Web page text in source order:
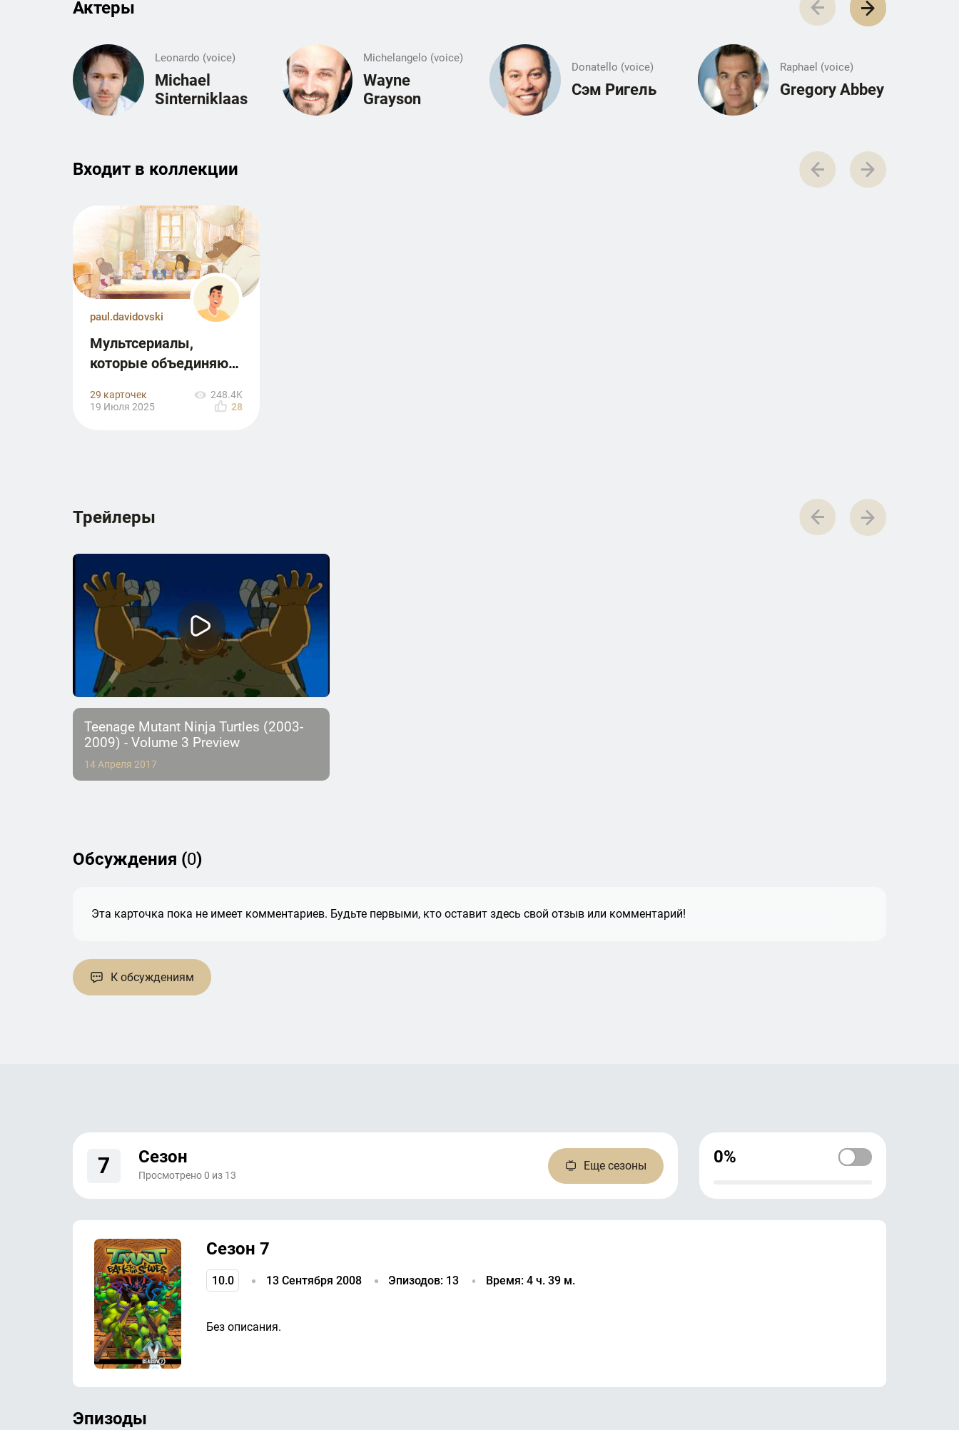
Актеры
Leonardo (voice)
Michael
Sinterniklaas
Michelangelo (voice)
Wayne
Grayson
Donatello (voice)
Сэм Ригель
Raphael (voice)
Gregory Abbey
Входит в к­о­л­л­е­к­ц­и­и
paul.davidovski
Мультсериалы,
которые объединяют
29 карточек
248.4K
19 Июля 2025
28
Трейлеры
Teenage Mutant Ninja Turtles (2003-
2009) - Volume 3 Preview
14 Апреля 2017
Обсуждения (0)
Эта карточка пока не имеет комментариев. Будьте первыми, кто оставит здесь свой отзыв или комментарий!
К обсуждениям
7 Сезон
Просмотрено0 из 13
Ещесезоны 0%
Сезон 7
10.0 13 Сентября 2008 Эпизодов: 13 Время: 4 ч. 39 м.
Без описания.
Эпизоды